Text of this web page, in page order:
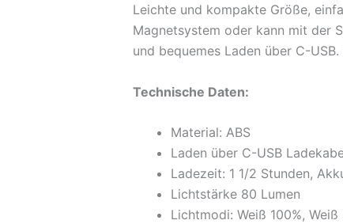
Leichte und kompakte Größe,
Magnetsystem oder kann mit der
und bequemes Laden über C-
Technische Daten:
Material: ABS
Laden über C-USB
Ladezeit: 1 1/2 Stunden,
Lichtstärke 80 Lumen
Lichtmodi: Weiß 100%,